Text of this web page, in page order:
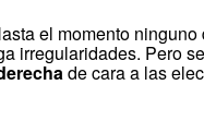
el momento
irregularidades. Pero
de cara a las